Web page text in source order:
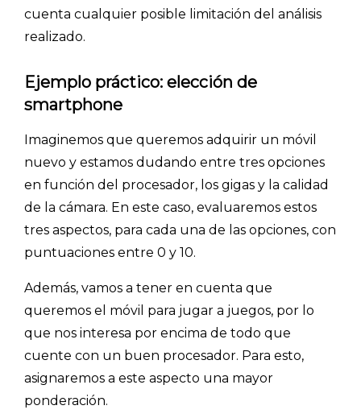
cuenta cualquier posible limitación del análisis
realizado.
Ejemplo práctico: elección de
smartphone
Imaginemos que queremos adquirir un móvil
nuevo y estamos dudando entre tres opciones
en función del procesador, los gigas y la calidad
de la cámara. En este caso, evaluaremos estos
tres aspectos, para cada una de las opciones, con
puntuaciones entre 0 y 10.
Además, vamos a tener en cuenta que
queremos el móvil para jugar a juegos, por lo
que nos interesa por encima de todo que
cuente con un buen procesador. Para esto,
asignaremos a este aspecto una mayor
ponderación.